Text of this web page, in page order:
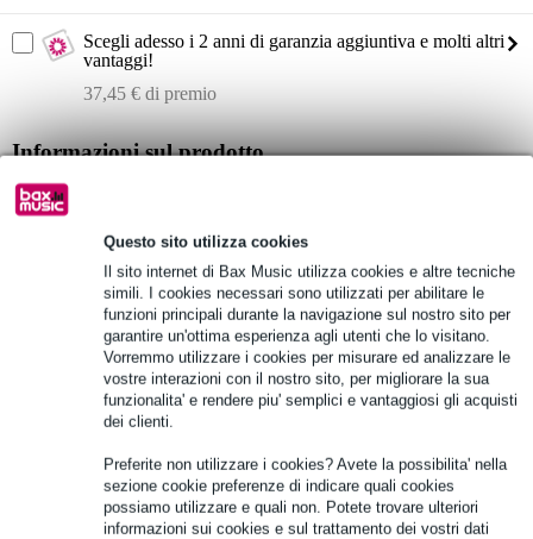
Questo sito utilizza cookies
Il sito internet di Bax Music utilizza cookies e altre tecniche
simili. I cookies necessari sono utilizzati per abilitare le
funzioni principali durante la navigazione sul nostro sito per
garantire un'ottima esperienza agli utenti che lo visitano.
Vorremmo utilizzare i cookies per misurare ed analizzare le
vostre interazioni con il nostro sito, per migliorare la sua
funzionalita' e rendere piu' semplici e vantaggiosi gli acquisti
dei clienti.
Preferite non utilizzare i cookies? Avete la possibilita' nella
sezione cookie preferenze di indicare quali cookies
possiamo utilizzare e quali non. Potete trovare ulteriori
informazioni sui cookies e sul trattamento dei vostri dati
Scegli adesso i 2 anni di garanzia aggiuntiva e molti altri
vantaggi!
37,45 € di premio
Informazioni sul prodotto
Mackie SRT215
4 canali e mixer audio integrato
Specifiche complete
Vedi anche (2)